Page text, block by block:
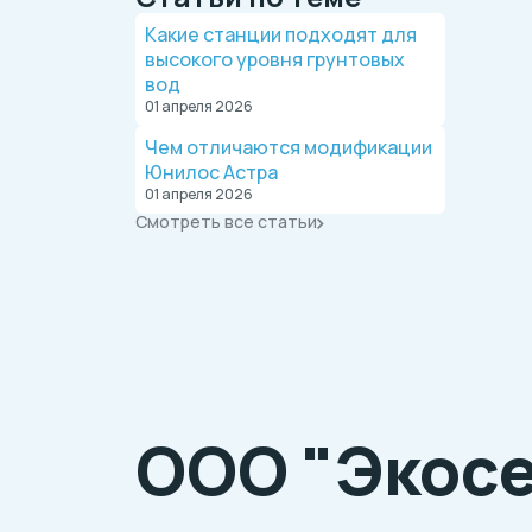
Какие станции подходят для
высокого уровня грунтовых
вод
01 апреля 2026
Чем отличаются модификации
Юнилос Астра
01 апреля 2026
Смотреть все статьи
ООО